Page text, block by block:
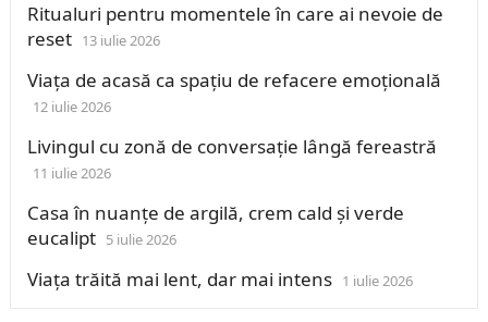
Ritualuri pentru momentele în care ai nevoie de
reset 13 iulie 2026
Viața de acasă ca spațiu de refacere emoțională
12 iulie 2026
Livingul cu zonă de conversație lângă fereastră
11 iulie 2026
Casa în nuanțe de argilă, crem cald și verde
eucalipt 5 iulie 2026
Viața trăită mai lent, dar mai intens 1 iulie 2026